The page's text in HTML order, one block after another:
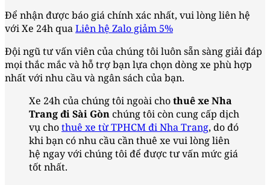
Để nhận được báo giá chính xác nhất, vui lòng liên hệ
với Xe 24h quaLiên hệ Zalo giảm 5%
Đội ngũ tư vấn viên của chúng tôi luôn sẵn sàng giải đáp
mọi thắc mắc và hỗ trợ bạn lựa chọn dòng xe phù hợp
nhất với nhu cầu và ngân sách của bạn.
Xe 24h của chúng tôi ngoài chothuê xe Nha
Trang đi Sài Gònchúng tôi còn cung cấp dịch
vụ chothuê xe từ TPHCM đi Nha Trang, do đó
khi bạn có nhu cầu cần thuê xe vui lòng liên
hệ ngay với chúng tôi để được tư vấn mức giá
tốt nhất.